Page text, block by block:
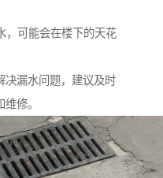
，可能会在楼下的天花
决漏水问题，建议及时
修。